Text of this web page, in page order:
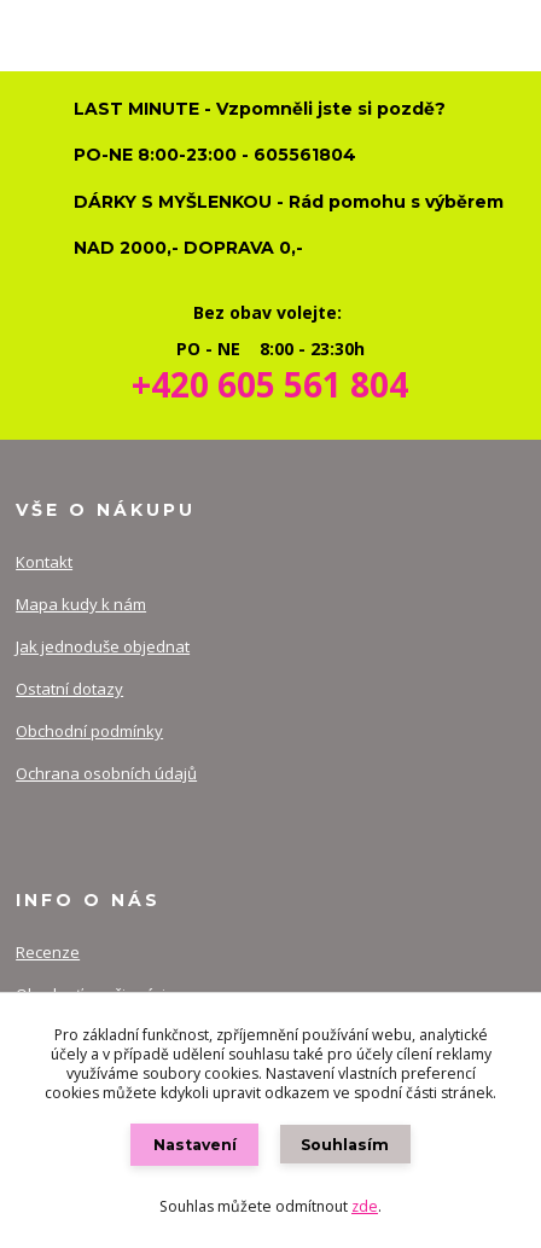
LAST MINUTE - Vzpomněli jste si pozdě?
PO-NE 8:00-23:00 - 605561804
DÁRKY S MYŠLENKOU - Rád pomohu s výběrem
NAD 2000,- DOPRAVA 0,-
Bez obav volejte:
PO - NE 8:00 - 23:30h
+420 605 561 804
VŠE O NÁKUPU
Kontakt
Mapa kudy k nám
Jak jednoduše objednat
Ostatní dotazy
Obchodní podmínky
Ochrana osobních údajů
INFO O NÁS
Recenze
Ohodnoťe naši práci
Curriculum
Certifikáty a ocenění
Pro základní funkčnost, zpříjemnění používání webu, analytické
účely a v případě udělení souhlasu také pro účely cílení reklamy
využíváme soubory cookies. Nastavení vlastních preferencí
cookies můžete kdykoli upravit odkazem ve spodní části stránek.
Nastavení Souhlasím
Souhlas můžete odmítnout zde.